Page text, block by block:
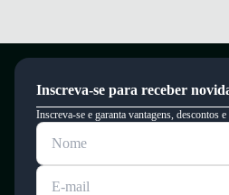
Inscreva-se para receber
Inscreva-se e garanta vantagens, descontos